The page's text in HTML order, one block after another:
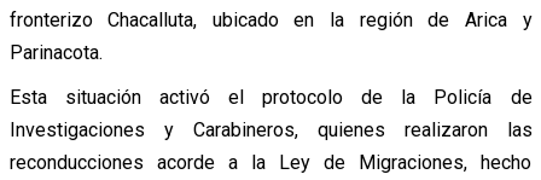
fronterizo Chacalluta, ubicado en la región de Arica y
Parinacota.
Esta situación activó el protocolo de la Policía de
Investigaciones y Carabineros, quienes realizaron las
reconducciones acorde a la Ley de Migraciones, hecho